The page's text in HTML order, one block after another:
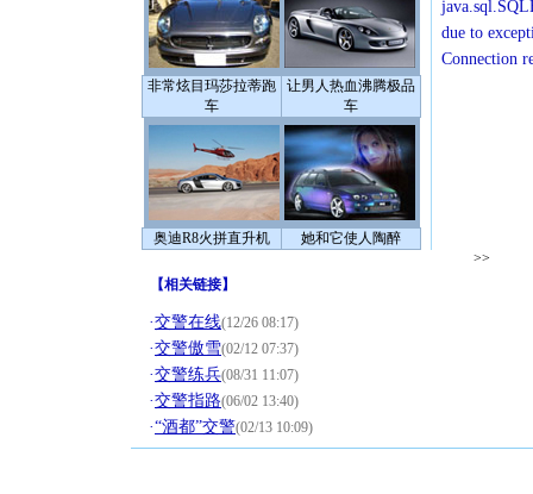
非常炫目玛莎拉蒂跑
车
让男人热血沸腾极品
车
奥迪R8火拼直升机 她和它使人陶醉
due to
Connection
>>
【相关链接】
·交警在线(12/26 08:17)
·交警傲雪(02/12 07:37)
·交警练兵(08/31 11:07)
·交警指路(06/02 13:40)
·“酒都”交警(02/13 10:09)